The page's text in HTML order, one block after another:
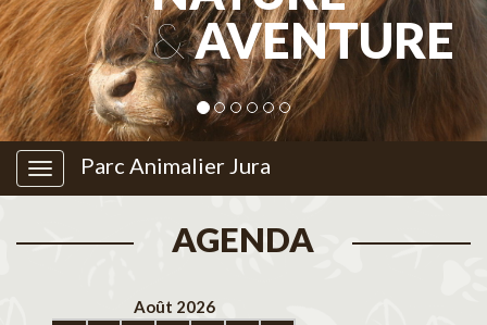
&AVENTURE
Parc Animalier Jura
AGENDA
Août 2026